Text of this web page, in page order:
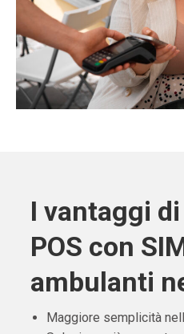
I vantaggi
POS con
ambulanti
Maggiore semplicità